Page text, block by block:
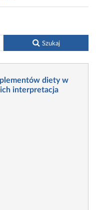
Szukaj
diety w
interpretacja